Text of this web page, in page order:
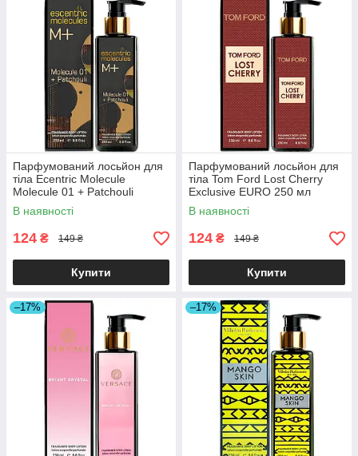
Парфумований лосьйон для
тіла Ecentric Molecule
Molecule 01 + Patchouli
Exclusive EURO 250 мл
В наявності
124 ₴ 149 ₴
Купити
Парфумований лосьйон для
тіла Tom Ford Lost Cherry
Exclusive EURO 250 мл
В наявності
124 ₴ 149 ₴
Купити
–17% –17%